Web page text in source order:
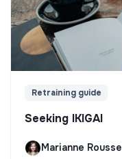
Retraining guide
Seeking IKIGAI
Marianne Roussel